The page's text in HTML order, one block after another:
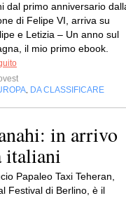
dal primo anniversario
di Felipe VI, arriva su
e Letizia – Un anno sul
il mio primo ebook.
DA CLASSIFICARE
in arrivo
italiani
Papaleo Taxi Teheran,
Festival di Berlino, è il